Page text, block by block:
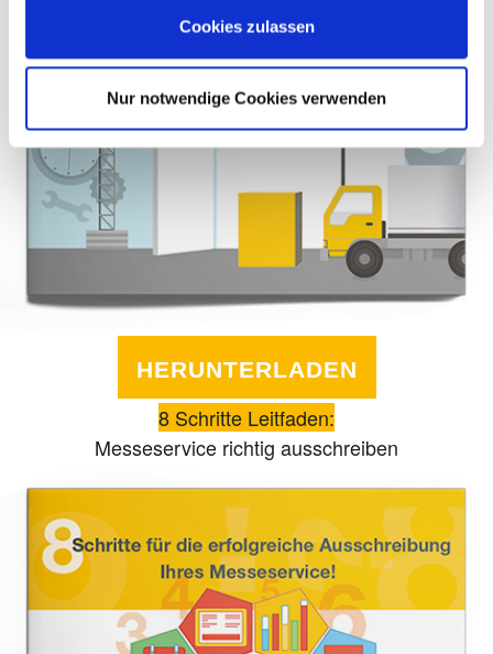
Cookies zulassen
Nur notwendige Cookies verwenden
HERUNTERLADEN
8 Schritte Leitfaden:
Messeservice richtig ausschreiben